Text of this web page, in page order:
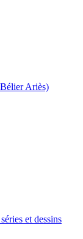
Ariès)
et dessins